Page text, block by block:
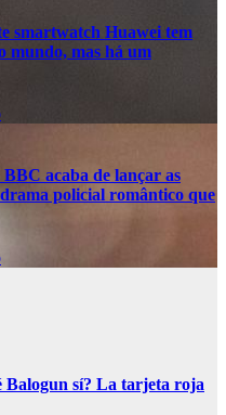
smartwatch Huawei tem
mundo, mas há um
acaba de lançar as
policial romântico que
Balogun sí? La tarjeta roja